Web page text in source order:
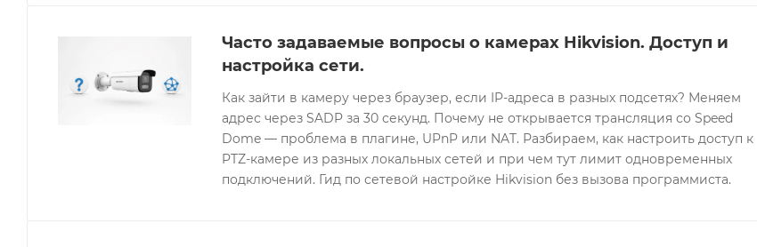
Часто задаваемые вопросы о камерах Hikvision. Доступ и
настройка сети.
Как зайти в камеру через браузер, если IP-адреса в разных подсетях? Меняем
адрес через SADP за 30 секунд. Почему не открывается трансляция со Speed
Dome — проблема в плагине, UPnP или NAT. Разбираем, как настроить доступ к
PTZ-камере из разных локальных сетей и при чем тут лимит одновременных
подключений. Гид по сетевой настройке Hikvision без вызова программиста.